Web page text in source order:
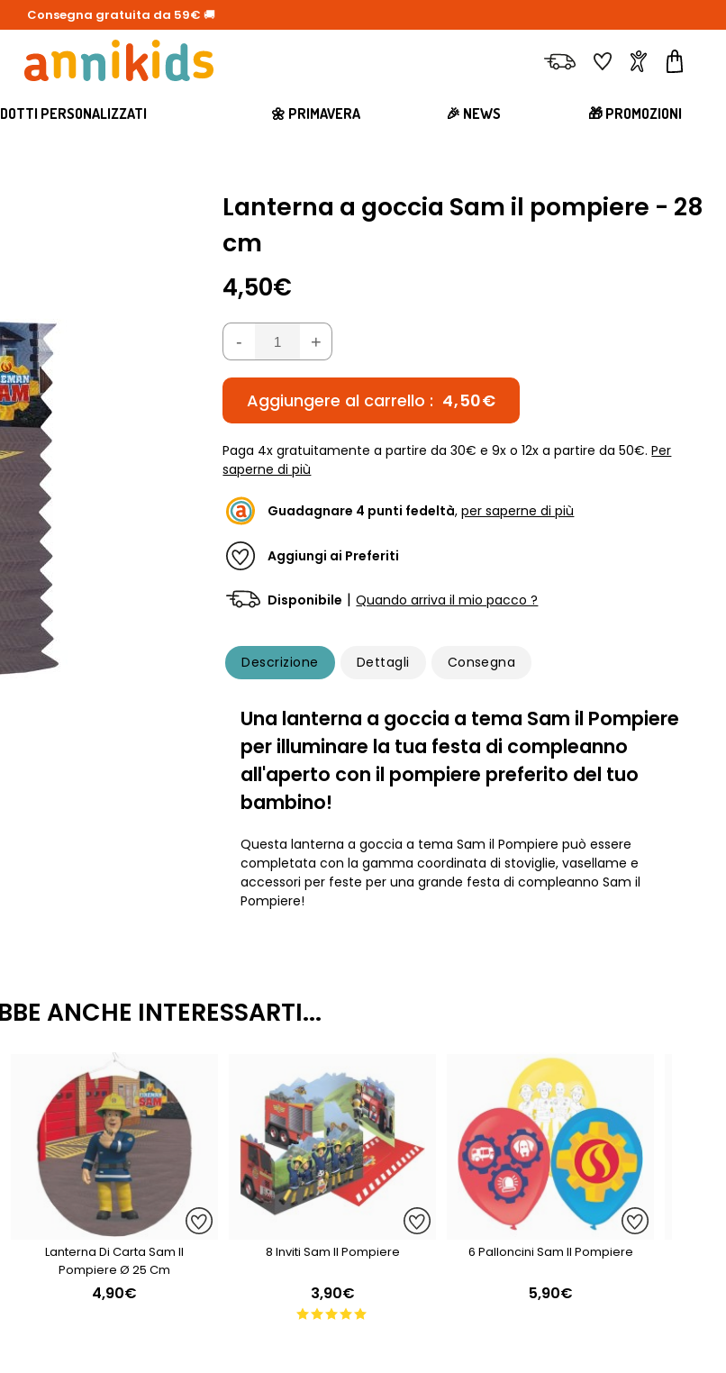
Consegna gratuita da 59€ 🚚
ConsegnaPreferitiAccount
PERSONALIZZATI 🌼 PRIMAVERA 🎉 NEWS 🎁 PROMOZIONI
Lanterna a goccia Sam il pompiere - 28
cm
4,50€
- +
Aggiungere al carrello : 4,50€
Paga 4x gratuitamente a partire da 30€ e 9x o 12x a partire da 50€.Per
saperne di più
Guadagnare 4 punti fedeltà,per saperne di più
Aggiungi ai Preferiti
Disponibile | Quando arriva il mio pacco ?
Descrizione Dettagli Consegna
Una lanterna a goccia a tema Sam il Pompiere
per illuminare la tua festa di compleanno
all'aperto con il pompiere preferito del tuo
bambino!
Questa lanterna a goccia a tema Sam il Pompiere può essere
completata con la gamma coordinata di stoviglie, vasellame e
accessori per feste per una grande festa di compleanno Sam il
Pompiere!
ANCHE INTERESSARTI...
Lanterna Di Carta Sam Il
Pompiere Ø 25 Cm
4,90€
8 Inviti Sam Il Pompiere
3,90€
6 Palloncini Sam Il Pompiere
5,90€